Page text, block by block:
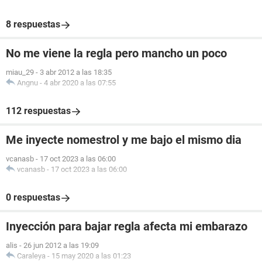
8 respuestas
No me viene la regla pero mancho un poco
miau_29 - 3 abr 2012 a las 18:35
Angnu - 4 abr 2020 a las 07:55
112 respuestas
Me inyecte nomestrol y me bajo el mismo dia
vcanasb - 17 oct 2023 a las 06:00
vcanasb - 17 oct 2023 a las 06:00
0 respuestas
Inyección para bajar regla afecta mi embarazo
alis - 26 jun 2012 a las 19:09
Caraleya - 15 may 2020 a las 01:23